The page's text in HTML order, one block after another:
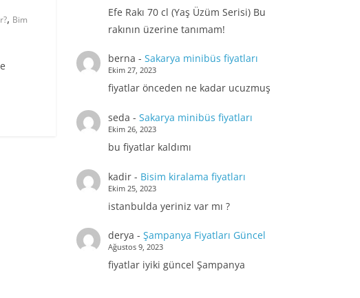
, Bim
Efe Rakı 70 cl (Yaş Üzüm Serisi) Bu
rakının üzerine tanımam!
berna - Sakarya minibüs fiyatları
Ekim 27, 2023
fiyatlar önceden ne kadar ucuzmuş
seda - Sakarya minibüs fiyatları
Ekim 26, 2023
bu fiyatlar kaldımı
kadir- Bisim kiralama fiyatları
Ekim 25, 2023
istanbulda yeriniz var mı ?
derya - Şampanya Fiyatları Güncel
Ağustos 9, 2023
fiyatlar iyiki güncel Şampanya